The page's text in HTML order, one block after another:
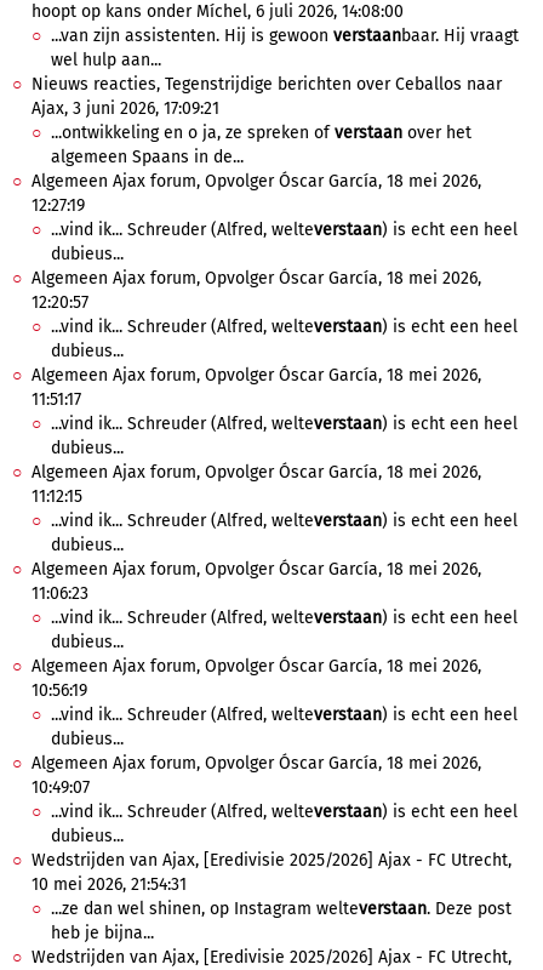
hoopt op kans onder Míchel, 6 juli 2026, 14:08:00
...van zijn assistenten. Hij is gewoon verstaanbaar. Hij vraagt
wel hulp aan...
Nieuws reacties, Tegenstrijdige berichten over Ceballos naar
Ajax, 3 juni 2026, 17:09:21
...ontwikkeling en o ja, ze spreken ofverstaan over het
algemeen Spaans in de...
Algemeen Ajax forum, Opvolger Óscar García, 18 mei 2026,
12:27:19
...vind ik... Schreuder (Alfred, welteverstaan) is echt een heel
dubieus...
Algemeen Ajax forum, Opvolger Óscar García, 18 mei 2026,
12:20:57
...vind ik... Schreuder (Alfred, welteverstaan) is echt een heel
dubieus...
Algemeen Ajax forum, Opvolger Óscar García, 18 mei 2026,
11:51:17
...vind ik... Schreuder (Alfred, welteverstaan) is echt een heel
dubieus...
Algemeen Ajax forum, Opvolger Óscar García, 18 mei 2026,
11:12:15
...vind ik... Schreuder (Alfred, welteverstaan) is echt een heel
dubieus...
Algemeen Ajax forum, Opvolger Óscar García, 18 mei 2026,
11:06:23
...vind ik... Schreuder (Alfred, welteverstaan) is echt een heel
dubieus...
Algemeen Ajax forum, Opvolger Óscar García, 18 mei 2026,
10:56:19
...vind ik... Schreuder (Alfred, welteverstaan) is echt een heel
dubieus...
Algemeen Ajax forum, Opvolger Óscar García, 18 mei 2026,
10:49:07
...vind ik... Schreuder (Alfred, welteverstaan) is echt een heel
dubieus...
Wedstrijden van Ajax, [Eredivisie 2025/2026] Ajax - FC Utrecht,
10 mei 2026, 21:54:31
...ze dan wel shinen, op Instagram welteverstaan. Deze post
heb je bijna...
Wedstrijden van Ajax, [Eredivisie 2025/2026] Ajax - FC Utrecht,